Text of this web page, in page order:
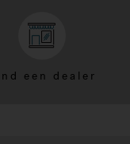
een dealer